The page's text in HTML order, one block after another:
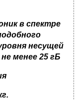
в спектре
несущей
менее 25 гБ
.